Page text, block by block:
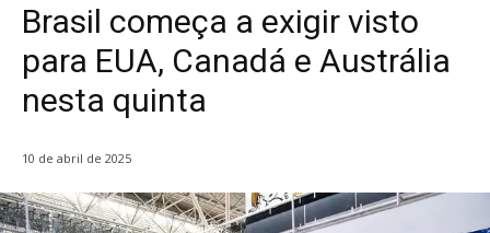
Brasil começa a exigir visto
para EUA, Canadá e Austrália
nesta quinta
10 de abril de 2025